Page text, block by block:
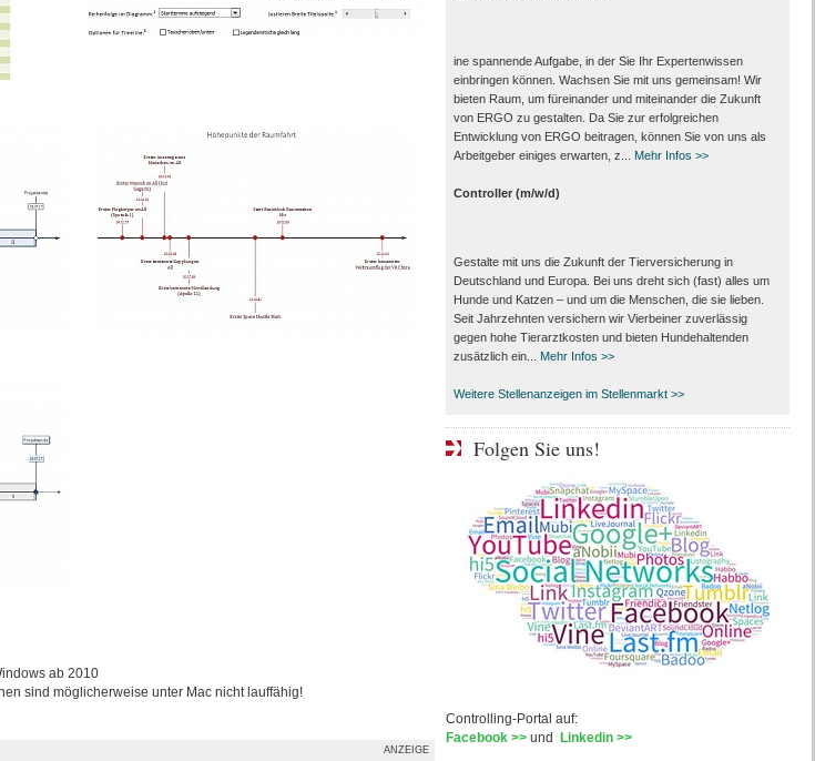
ab 2010
sind möglicherweise unter Mac nicht lauffähig!
ANZEIGE
ine spannende Aufgabe, in der Sie Ihr Expertenwissen
einbringen können. Wachsen Sie mit uns gemeinsam! Wir
bieten Raum, um füreinander und miteinander die Zukunft
von ERGO zu gestalten. Da Sie zur erfolgreichen
Entwicklung von ERGO beitragen, können Sie von uns als
Arbeitgeber einiges erwarten, z...
Mehr Infos >>
Controller (m/w/d)
Gestalte mit uns die Zukunft der Tierversicherung in
Deutschland und Europa. Bei uns dreht sich (fast) alles um
Hunde und Katzen – und um die Menschen, die sie lieben.
Seit Jahrzehnten versichern wir Vierbeiner zuverlässig
gegen hohe Tierarztkosten und bieten Hundehaltenden
zusätzlich ein...
Mehr Infos >>
Weitere Stellenanzeigen im Stellenmarkt >>
Folgen Sie uns!
Controlling-Portal auf:
Facebook >>und Linkedin >>